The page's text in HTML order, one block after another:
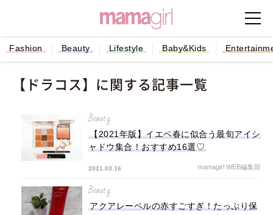
Fashion Beauty Lifestyle Baby&Kids
【ドラコス】に関する記事一覧
Beauty
【2021年版】イエベ春に似合う最旬アイシ
ャドウ集合！おすすめ16選♡
2021.03.16 mamagirl WEB編集部
Beauty
アクアレーベルの赤すごすぎ！たっぷり保